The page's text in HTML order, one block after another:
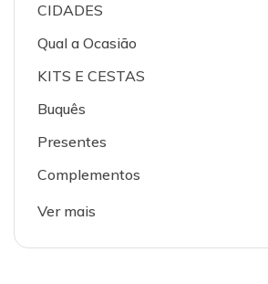
CIDADES
Qual a Ocasião
KITS E CESTAS
Buquês
Presentes
Complementos
Ver mais